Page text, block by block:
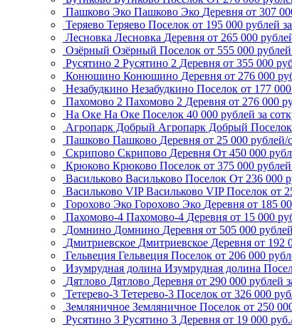
Пашково Эко Пашково Эко Деревня от 307
Теряево Теряево Поселок от 195 000 рублей
Лесновка Лесновка Деревня от 265 000
Озёрный Озёрный Поселок от 555 000
Русятино 2 Русятино 2 Деревня от 355 000
Конюшино Конюшино Деревня от 276 000
Незабудкино Незабудкино Поселок от 177
Пахомово 2 Пахомово 2 Деревня от 276 000
На Оке На Оке Поселок 40 000 рублей за
Агропарк Добрый Агропарк Добрый Поселок
Пашково Пашково Деревня от 25 000 рублей/
Скрипово Скрипово Деревня От 450 000
Крюково Крюково Поселок от 375 000
Васильково Васильково Поселок От 236 000
Васильково VIP Васильково VIP Поселок от
Горохово Эко Горохово Эко Деревня от 185
Пахомово-4 Пахомово-4 Деревня от 15 000
Домнино Домнино Деревня от 505 000
Дмитриевское Дмитриевское Деревня от 192
Гельвеция Гельвеция Поселок от 206 000
Изумрудная долина Изумрудная долина
Дятлово Дятлово Деревня от 290 000 рублей
Тетерево-3 Тетерево-3 Поселок от 326 000
Земляничное Земляничное Поселок от 250
Русятино 3 Русятино 3 Деревня от 19 000